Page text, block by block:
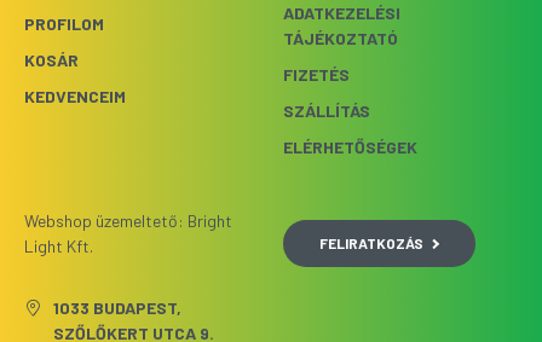
PROFILOM
KOSÁR
KEDVENCEIM
ADATKEZELÉSI
TÁJÉKOZTATÓ
FIZETÉS
SZÁLLÍTÁS
ELÉRHETŐSÉGEK
Webshop üzemeltető: Bright
Light Kft.
1033 BUDAPEST,
SZŐLŐKERT UTCA 9.
FELIRATKOZÁS